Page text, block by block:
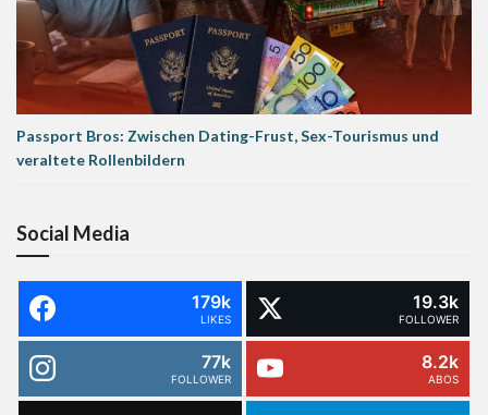
Passport Bros: Zwischen Dating-Frust, Sex-Tourismus und
veraltete Rollenbildern
Social Media
179k
LIKES
19.3k
FOLLOWER
77k
FOLLOWER
8.2k
ABOS